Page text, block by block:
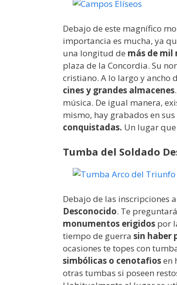
Debajo de este magnífico
importancia es mucha, ya
una longitud de más de mil
plaza de la Concordia. Su
cristiano. A lo largo y ancho
cines y grandes almacenes
música. De igual manera,
mismo, hay grabados en
conquistadas. Un lugar
Tumba del Soldado
Debajo de las inscripciones
Desconocido. Te
monumentos erigidos por
tiempo de guerra sin haber
ocasiones te topes con
simbólicas o cenotafiosen
otras tumbas si poseen